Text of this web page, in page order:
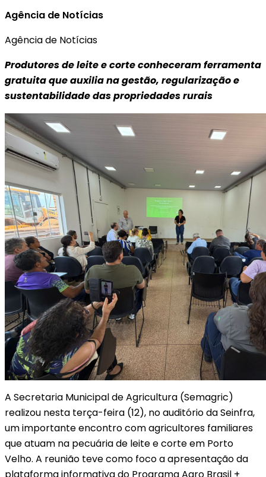
Agência de Notícias
Agência de Notícias
Produtores de leite e corte conheceram ferramenta
gratuita que auxilia na gestão, regularização e
sustentabilidade das propriedades rurais
A Secretaria Municipal de Agricultura (Semagric)
realizou nesta terça-feira (12), no auditório da Seinfra,
um importante encontro com agricultores familiares
que atuam na pecuária de leite e corte em Porto
Velho. A reunião teve como foco a apresentação da
plataforma informativa do Programa Agro Brasil +